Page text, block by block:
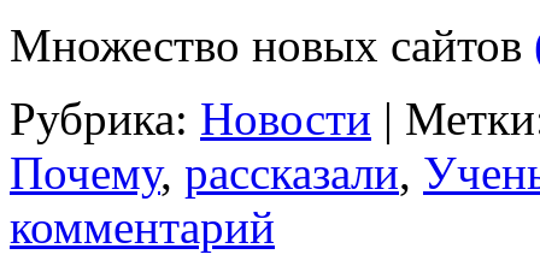
Множество новых сайтов
Рубрика: Новости |
Почему, рассказали,
комментарий